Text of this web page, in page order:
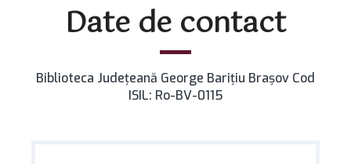
Date de contact
Biblioteca Judeţeană George Bariţiu Braşov Cod
ISIL: Ro-BV-0115